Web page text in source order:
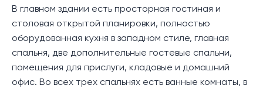
В главном здании есть просторная гостиная и
столовая открытой планировки, полностью
оборудованная кухня в западном стиле, главная
спальня, две дополнительные гостевые спальни,
помещения для прислуги, кладовые и домашний
офис. Во всех трех спальнях есть ванные комнаты, в